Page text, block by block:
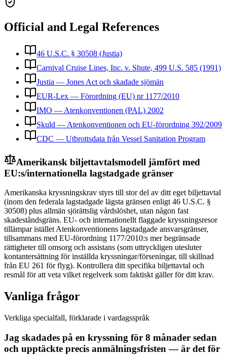
Official and Legal References
46 U.S.C. § 30508 (Justia)
Carnival Cruise Lines, Inc. v. Shute, 499 U.S. 585 (1991)
Justia — Jones Act och skadade sjömän
EUR-Lex — Förordning (EU) nr 1177/2010
IMO — Atenkonventionen (PAL) 2002
Skuld — Atenkonventionen och EU-förordning 392/2009
CDC — Utbrottsdata från Vessel Sanitation Program
Amerikansk biljettavtalsmodell jämfört med
EU:s/internationella lagstadgade gränser
Amerikanska kryssningskrav styrs till stor del av ditt eget biljettavtal
(inom den federala lagstadgade lägsta gränsen enligt 46 U.S.C. §
30508) plus allmän sjörättslig vårdslöshet, utan någon fast
skadeståndsgräns. EU- och internationellt flaggade kryssningsresor
tillämpar istället Atenkonventionens lagstadgade ansvarsgränser,
tillsammans med EU-förordning 1177/2010:s mer begränsade
rättigheter till omsorg och assistans (som uttryckligen utesluter
kontantersättning för inställda kryssningar/förseningar, till skillnad
från EU 261 för flyg). Kontrollera ditt specifika biljettavtal och
resmål för att veta vilket regelverk som faktiskt gäller för ditt krav.
Vanliga frågor
Verkliga specialfall, förklarade i vardagsspråk
Jag skadades på en kryssning för 8 månader sedan
och upptäckte precis anmälningsfristen — är det för